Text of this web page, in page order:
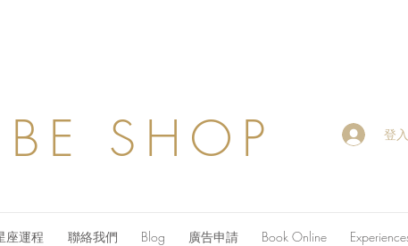
SHOP 登入
座運程 聯絡我們 Blog 廣告申請 Book Online